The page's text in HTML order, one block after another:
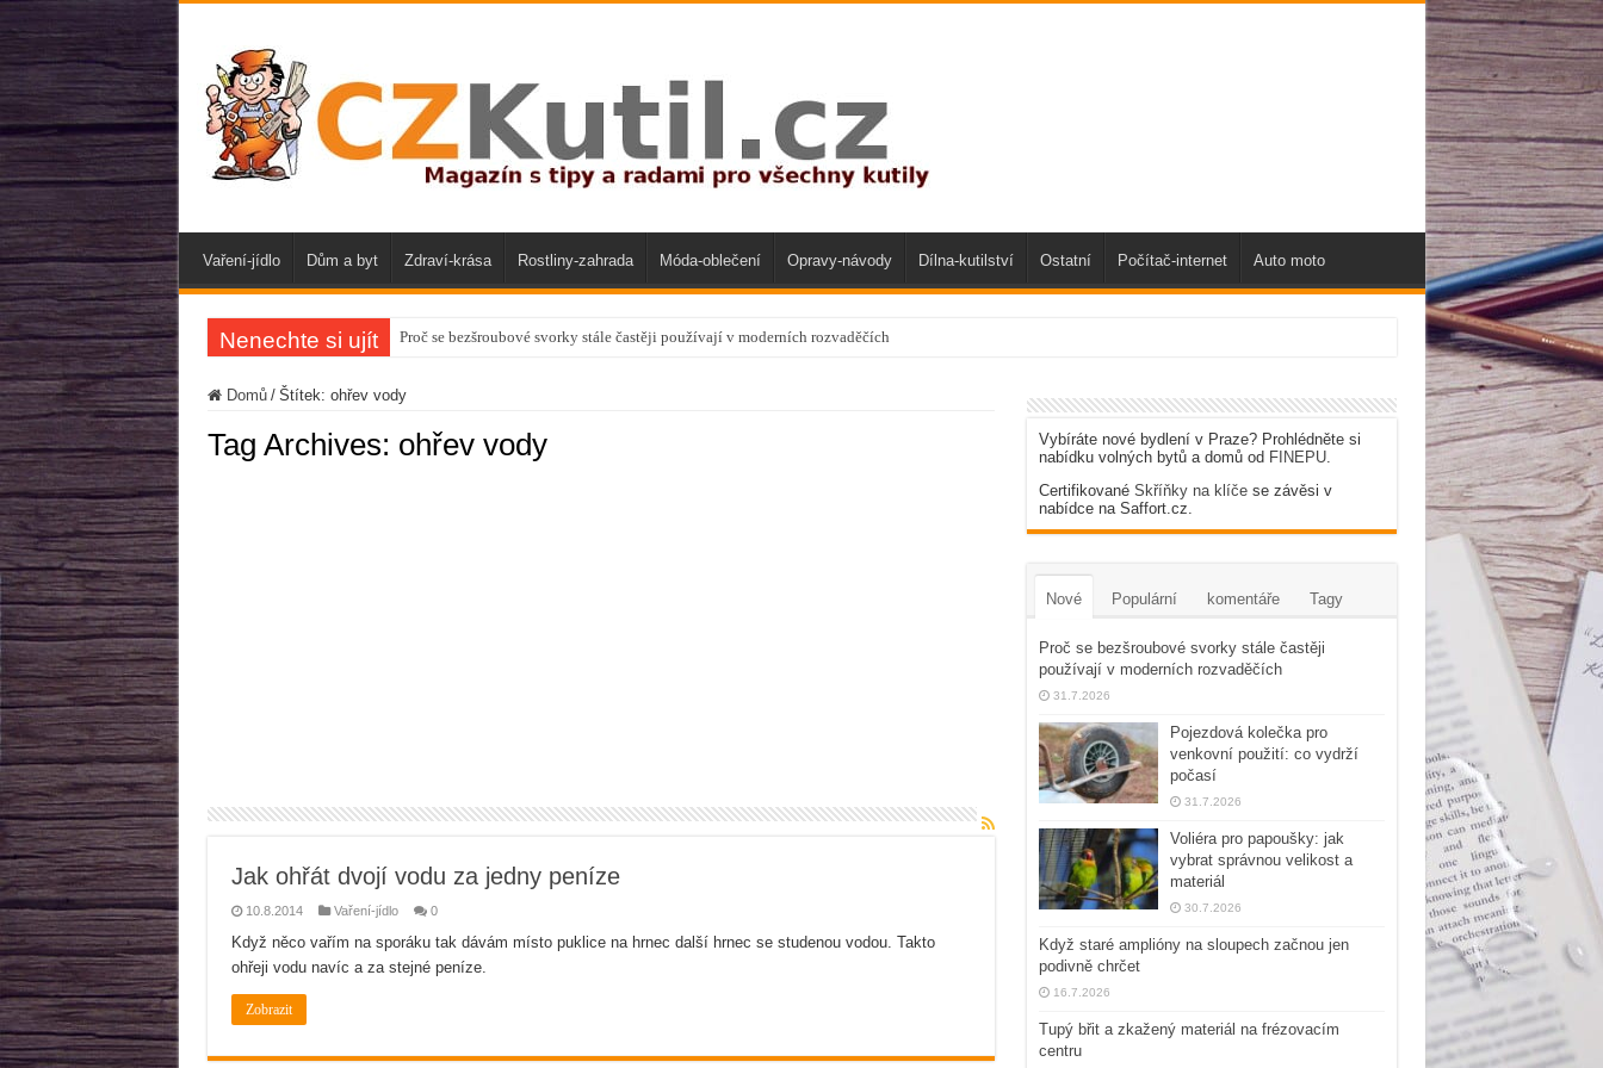
Vaření-jídlo Dům a byt Zdraví-krása Rostliny-zahrada Móda-oblečení Opravy-návody Dílna-kutilství Ostatní Počítač-internet Auto moto
Nenechte si ujít Proč se bezšroubové svorky stále častěji používají v moderních rozvaděčích
Domů / Štítek: ohřev vody
Tag Archives: ohřev vody
Jak ohřát dvojí vodu za jedny peníze
10.8.2014 Vaření-jídlo 0
Když něco vařím na sporáku tak dávám místo puklice na hrnec další hrnec se studenou vodou. Takto
ohřeji vodu navíc a za stejné peníze.
Zobrazit
Vybíráte nové bydlení v Praze? Prohlédněte si
nabídku volných bytů a domů od FINEPU.
Certifikované Skříňky na klíčese závěsi v
nabídce na Saffort.cz.
Nové Populární komentáře Tagy
Proč se bezšroubové svorky stále častěji
používají v moderních rozvaděčích
31.7.2026
Pojezdová kolečka pro
venkovní použití: co vydrží
počasí
31.7.2026
Voliéra pro papoušky: jak
vybrat správnou velikost a
materiál
30.7.2026
Když staré amplióny na sloupech začnou jen
podivně chrčet
16.7.2026
Tupý břit a zkažený materiál na frézovacím
centru